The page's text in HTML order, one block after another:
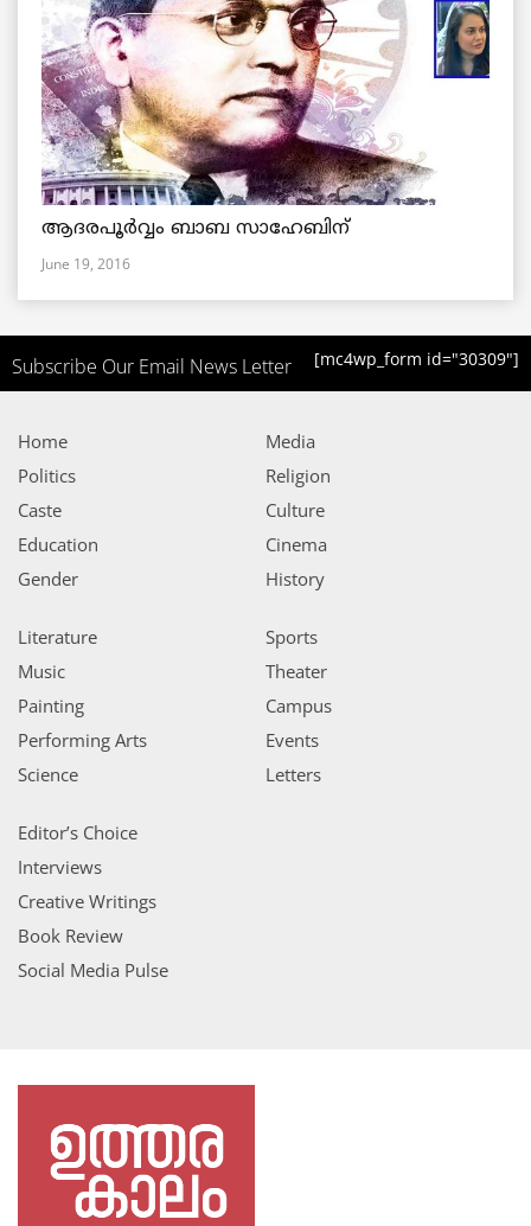
ആദരപൂര്‍വ്വം ബാബ സാഹേബിന്
June 19, 2016
Subscribe Our Email News Letter [mc4wp_form id="30309"]
Home
Politics
Caste
Education
Gender
Media
Religion
Culture
Cinema
History
Literature
Music
Painting
Performing Arts
Science
Sports
Theater
Campus
Events
Letters
Editor’s Choice
Interviews
Creative Writings
Book Review
Social Media Pulse